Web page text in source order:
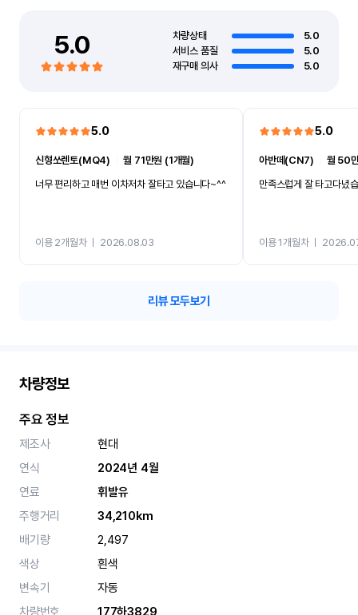
5.0 차량상태
5.0
서비스 품질
5.0
재구매 의사
5.0
5.0
신형쏘렌토(MQ4) ㅣ월 71만원 (1개월)
너무 편리하고 매번 이차저차 잘타고 있습니다~^^
이용 2개월차ㅣ 2026.08.03
5.0
아반떼(CN7)
월 50
만족스럽게 잘 타고다녔
이용 1개월차ㅣ
리뷰 모두보기
차량정보
주요 정보
제조사
현대
연식
2024년 4월
연료
휘발유
주행거리
34,210km
배기량
2,497
색상
흰색
변속기
자동
차량번호
177하3829